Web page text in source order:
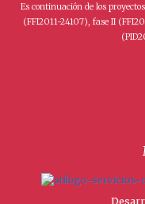
Es continuación de los
(FFI2011-24107), fase II